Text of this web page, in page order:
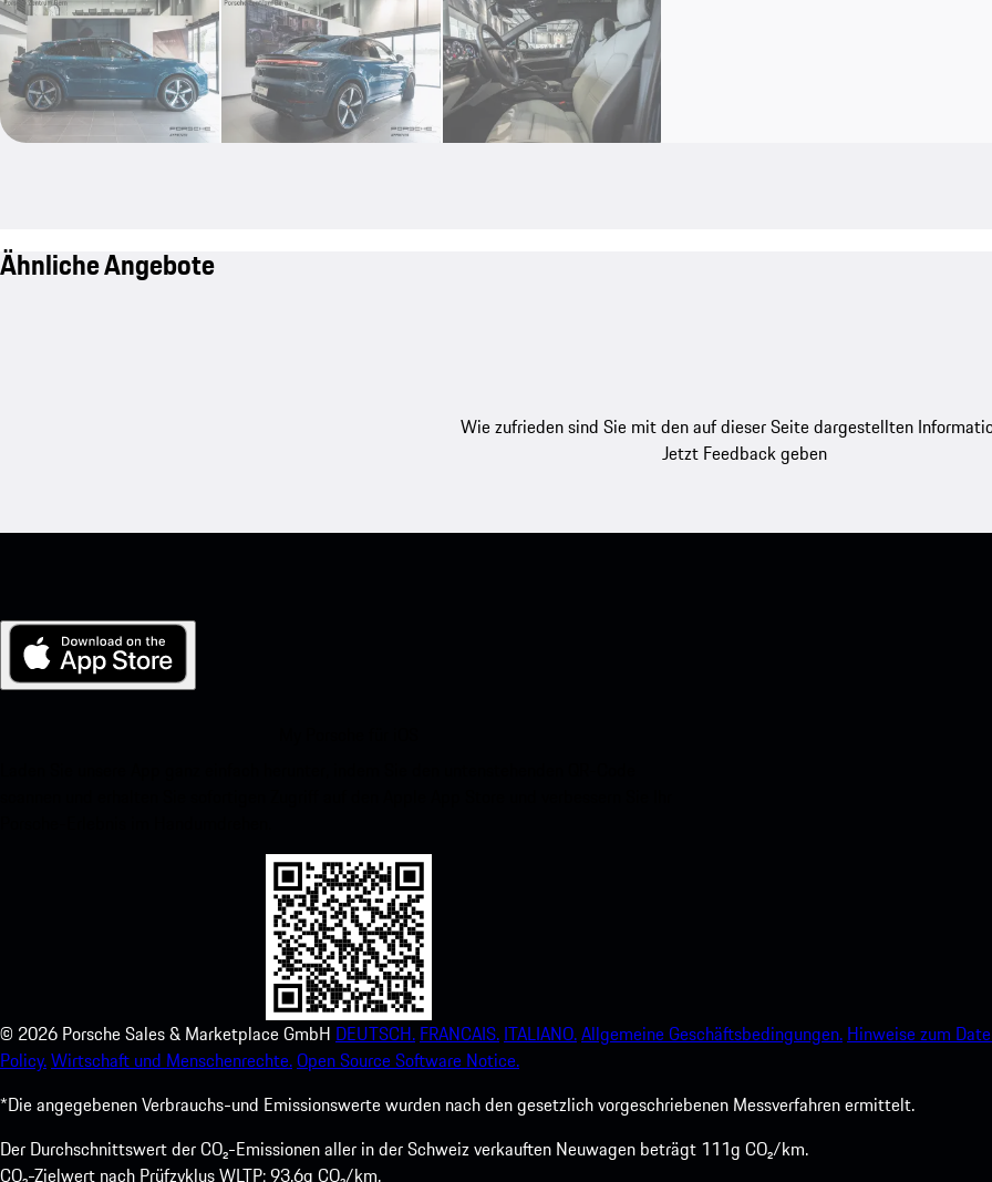
Ähnliche Angebote
Wie zufrieden sind Sie mit den auf dieser Seite dargestellten
Jetzt Feedback geben
© 2026 Porsche Sales & Marketplace GmbH DEUTSCH. FRANCAIS. ITALIANO.Allgemeine Geschäftsbedingungen. Hinweise zum
Policy.Wirtschaft und Menschenrechte.Open Source Software Notice.
*Die angegebenen Verbrauchs-und Emissionswerte wurden nach den gesetzlich vorgeschriebenen Messverfahren ermittelt.
Der Durchschnittswert der CO₂-Emissionen aller in der Schweiz verkauften Neuwagen beträgt 111g CO₂/km.
CO₂-Zielwert nach Prüfzyklus WLTP: 93,6g CO₂/km.